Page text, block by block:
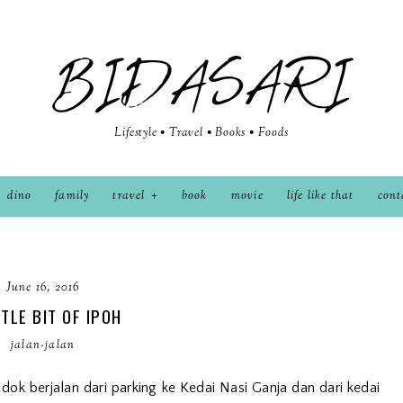
BIDASARI
Lifestyle • Travel • Books • Foods
dino family travel book movie life like that
June 16, 2016
BIT OF IPOH
jalan-jalan
berjalan dari parking ke Kedai Nasi Ganja dan dari kedai